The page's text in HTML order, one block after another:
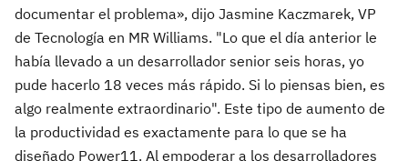
documentar el problema», dijo Jasmine Kaczmarek, VP
de Tecnología en MR Williams. "Lo que el día anterior le
había llevado a un desarrollador senior seis horas, yo
pude hacerlo 18 veces más rápido. Si lo piensas bien, es
algo realmente extraordinario". Este tipo de aumento de
la productividad es exactamente para lo que se ha
diseñado Power11. Al empoderar a los desarrolladores